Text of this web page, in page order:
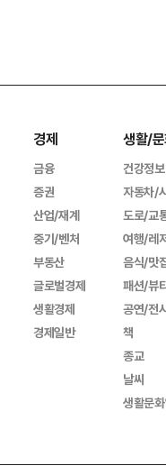
경제
금융
증권
산업/재계
중기/벤처
부동산
글로벌경제
생활경제
경제일반
생활/
건강정보
자동차/
도로/교
여행/레
음식/맛
패션/뷰
공연/전
책
종교
날씨
생활문